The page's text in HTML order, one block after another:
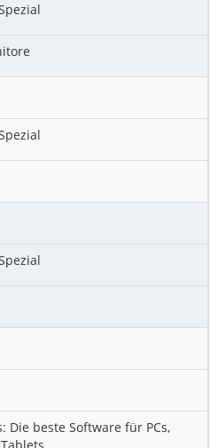
Die beste Software für PCs,